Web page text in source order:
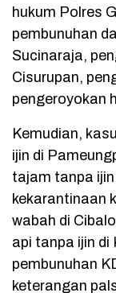
hukum Polres
pembunuhan
Sucinaraja,
Cisurupan,
pengeroyokan
Kemudian,
ijin di
tajam tanpa
kekarantinaan
wabah di
api tanpa ijin di
pembunuhan
keterangan